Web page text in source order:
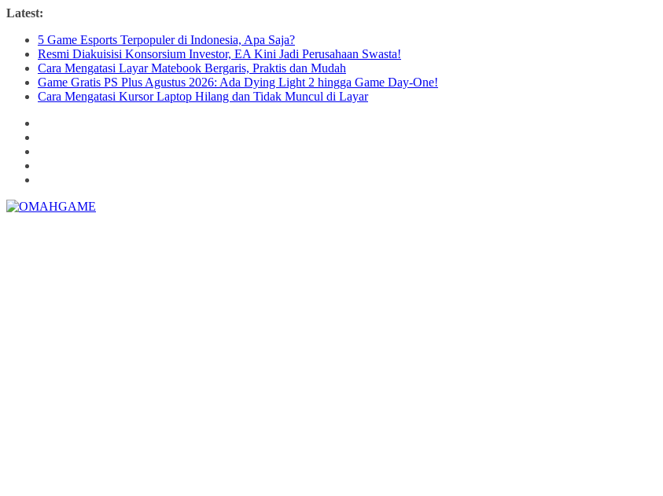
Skip
content
Latest:
5 Game Esports Terpopuler di Indonesia, Apa Saja?
Resmi Diakuisisi Konsorsium Investor, EA Kini Jadi Perusahaan Swasta!
Cara Mengatasi Layar Matebook Bergaris, Praktis dan Mudah
Game Gratis PS Plus Agustus 2026: Ada Dying Light 2 hingga Game Day-One!
Cara Mengatasi Kursor Laptop Hilang dan Tidak Muncul di Layar